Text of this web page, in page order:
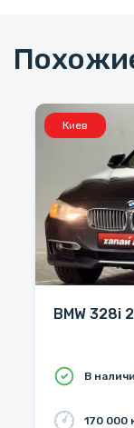
Киев
BMW 328i
В
170 000